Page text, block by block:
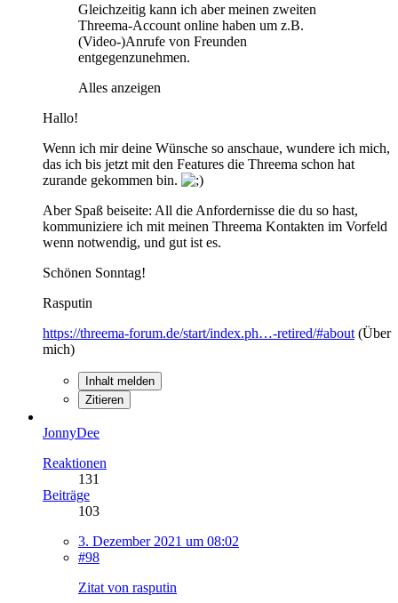
Gleichzeitig kann ich aber meinen zweiten
Threema-Account online haben um z.B.
(Video-)Anrufe von Freunden
entgegenzunehmen.
Alles anzeigen
Hallo!
Wenn ich mir deine Wünsche so anschaue, wundere ich mich,
das ich bis jetzt mit den Features die Threema schon hat
zurande gekommen bin.
Aber Spaß beiseite: All die Anfordernisse die du so hast,
kommuniziere ich mit meinen Threema Kontakten im Vorfeld
wenn notwendig, und gut ist es.
Schönen Sonntag!
Rasputin
https://threema-forum.de/start/index.ph…-retired/#about (Über
mich)
Inhalt melden
Zitieren
JonnyDee
Reaktionen
131
Beiträge
103
3. Dezember 2021 um 08:02
#98
Zitat von rasputin